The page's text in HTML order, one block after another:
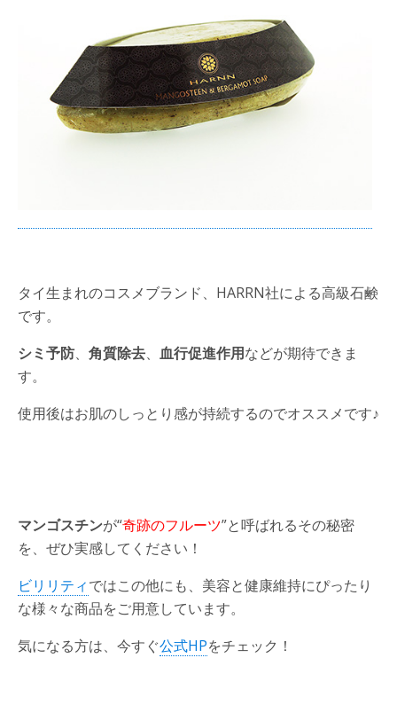
タイ生まれのコスメブランド、HARRN社による高級石鹸
です。
シミ予防、 角質除去、 血行促進作用などが期待できま
す。
使用後はお肌のしっとり感が持続するのでオススメです♪
マンゴスチンが“奇跡のフルーツ”と呼ばれるその秘密
を、ぜひ実感してください！
ビリリティではこの他にも、美容と健康維持にぴったり
な様々な商品をご用意しています。
気になる方は、今すぐ公式HPをチェック！